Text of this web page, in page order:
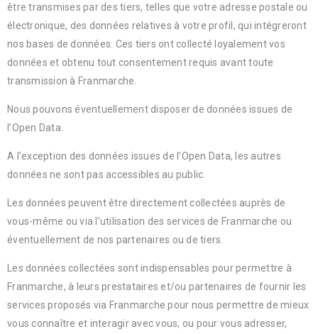
être transmises par des tiers, telles que votre adresse postale ou
électronique, des données relatives à votre profil, qui intégreront
nos bases de données. Ces tiers ont collecté loyalement vos
données et obtenu tout consentement requis avant toute
transmission à Franmarche.
Nous pouvons éventuellement disposer de données issues de
l’Open Data.
A l’exception des données issues de l’Open Data, les autres
données ne sont pas accessibles au public.
Les données peuvent être directement collectées auprès de
vous-même ou via l’utilisation des services de Franmarche ou
éventuellement de nos partenaires ou de tiers.
Les données collectées sont indispensables pour permettre à
Franmarche, à leurs prestataires et/ou partenaires de fournir les
services proposés via Franmarche pour nous permettre de mieux
vous connaître et interagir avec vous, ou pour vous adresser,